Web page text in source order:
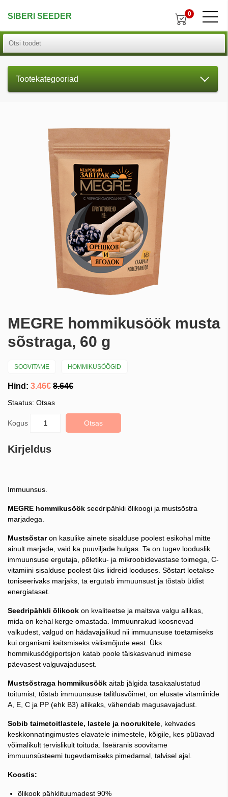
SIBERI SEEDER 0
Tootekategooriad
MEGRE hommikusöök musta
sõstraga, 60 g
SOOVITAME HOMMIKUSÖÖGID
Hind: 3.46€ 8.64€
Staatus: Otsas
Kogus Otsas
Kirjeldus
Immuunsus.
MEGRE hommikusöök seedripähkli õlikoogi ja mustsõstra
marjadega.
Mustsõstaron kasulike ainete sisalduse poolest esikohal mitte
ainult marjade, vaid ka puuviljade hulgas. Ta on tugev looduslik
immuunsuse ergutaja, põletiku- ja mikroobidevastase toimega, C-
vitamiini sisalduse poolest üks liidreid looduses. Sõstart loetakse
toniseerivaks marjaks, ta ergutab immuunsust ja tõstab üldist
energiataset.
Seedripähkli õlikook on kvaliteetse ja maitsva valgu allikas,
mida on kehal kerge omastada. Immuunrakud koosnevad
valkudest, valgud on hädavajalikud nii immuunsuse toetamiseks
kui organismi kaitsmiseks välismõjude eest. Üks
hommikusöögiportsjon katab poole täiskasvanud inimese
päevasest valguvajadusest.
Mustsõstraga hommikusöök aitab jälgida tasakaalustatud
toitumist, tõstab immuunsuse talitlusvõimet, on elusate vitamiinide
A, E, C ja PP (ehk B3) allikaks, vähendab magusavajadust.
Sobib taimetoitlastele, lastele ja noorukitele , kehvades
keskkonnatingimustes elavatele inimestele, kõigile, kes püüavad
võimalikult tervislikult toituda. Iseäranis soovitame
immuunsüsteemi tugevdamiseks pimedamal, talvisel ajal.
Koostis:
õlikook pähklituumadest 90%